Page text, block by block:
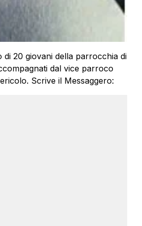
20 giovani della parrocchia di
dal vice parroco
Scrive il Messaggero: